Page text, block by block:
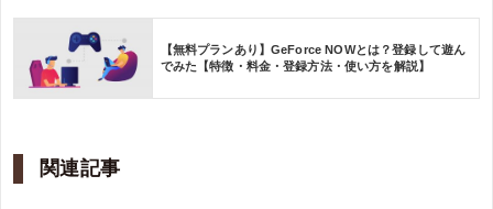
【無料プランあり】GeForce NOWとは？登録して遊ん
でみた【特徴・料金・登録方法・使い方を解説】
関連記事